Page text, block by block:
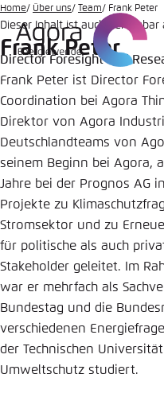
Zum
Hauptinhalt
gehen
Home Über uns Team Frank Peter
Dieser Inhalt ist auch verfügbar
Frank Peter
Director Foresight and
Frank Peter ist Director
Coordination bei Agora
Direktor von Agora
Deutschlandteams von
seinem Beginn bei Agora,
Jahre bei der Prognos AG
Projekte zu
Stromsektor und zu
für politische als auch
Stakeholder geleitet. Im
war er mehrfach als
Bundestag und die
verschiedenen
der Technischen
Umweltschutz studiert.
Login
Melden Sie sich an um ...,
Benutzername *
Passwort*
Abbrechen
Sprache auswählen
Englisch
Deutsch
Agora Think Tanks
Erscheinungsbild
Diese Webseite passt ihr
auf Ihren Einstellungen
welches Farbschema
verwenden möchten.
Close
Hell
Dunkel
Automatisch
Einstellung für